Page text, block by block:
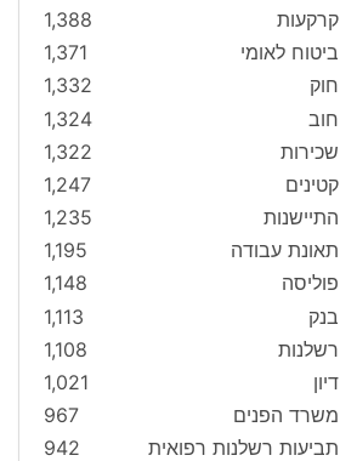
קרקעות
1,388
ביטוח לאומי
1,371
חוק
1,332
חוב
1,324
שכירות
1,322
קטינים
1,247
התיישנות
1,235
תאונת עבודה
1,195
פוליסה
1,148
בנק
1,113
רשלנות
1,108
דיון
1,021
משרד הפנים
967
תביעות רשלנות רפואית
942